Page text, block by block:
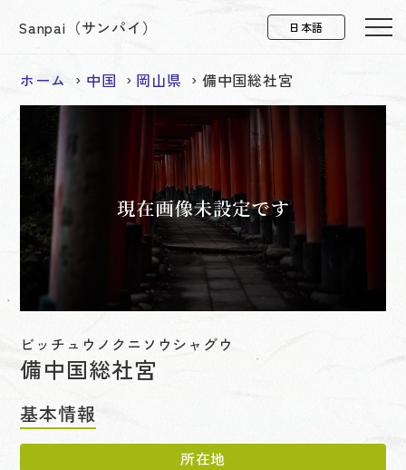
Sanpai（サンパイ）
ホーム 中国 岡山県 備中国総社宮
ビッチュウノクニソウシャグウ
備中国総社宮
基本情報
所在地